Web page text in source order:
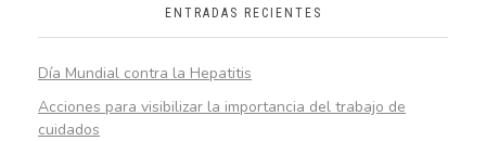
ENTRADAS RECIENTES
Día Mundial contra la Hepatitis
Acciones para visibilizar la importancia del trabajo de
cuidados